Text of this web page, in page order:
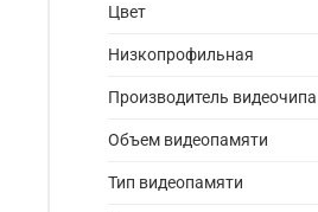
Цвет
Низкопрофильная
Производитель видеочипа
Объем видеопамяти
Тип видеопамяти